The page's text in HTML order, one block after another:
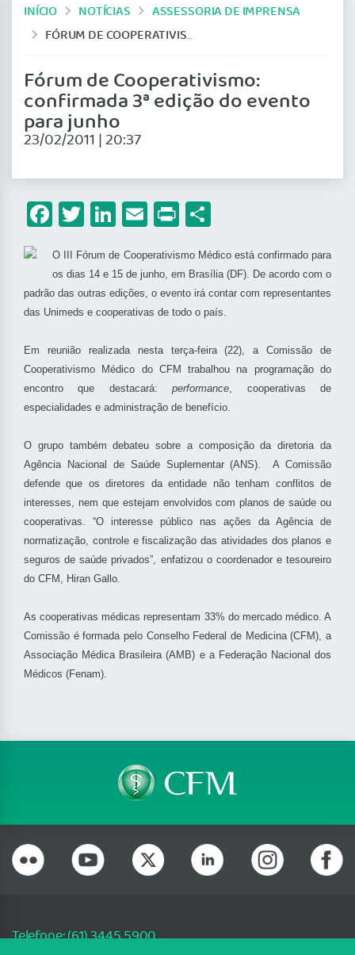
INÍCIO NOTÍCIAS
ASSESSORIA DE IMPRENSA
FÓRUM DE COOPERATIVISMO: CONFIRMADA 3ª EDIÇÃO DO EVENTO PARA JUNHO
Fórum de Cooperativismo:
confirmada 3ª edição do evento
para junho
23/02/2011 | 20:37
Facebook
Twitter
LinkedIn
Email
Print
O III Fórum de Cooperativismo Médico está confirmado para
os dias 14 e 15 de junho, em Brasília (DF). De acordo com o
padrão das outras edições, o evento irá contar com representantes
das Unimeds e cooperativas de todo o país.
Em reunião realizada nesta terça-feira (22), a Comissão de
Cooperativismo Médico do CFM trabalhou na programação do
encontro que destacará:performance, cooperativas de
especialidades e administração de benefício.
O grupo também debateu sobre a composição da diretoria da
Agência Nacional de Saúde Suplementar (ANS). A Comissão
defende que os diretores da entidade não tenham conflitos de
interesses, nem que estejam envolvidos com planos de saúde ou
cooperativas. “O interesse público nas ações da Agência de
normatização, controle e fiscalização das atividades dos planos e
seguros de saúde privados”, enfatizou o coordenador e tesoureiro
do CFM, Hiran Gallo.
As cooperativas médicas representam 33% do mercado médico. A
Comissão é formada pelo Conselho Federal de Medicina (CFM), a
Associação Médica Brasileira (AMB) e a Federação Nacional dos
Médicos (Fenam).
Telefone: (61) 3445 5900